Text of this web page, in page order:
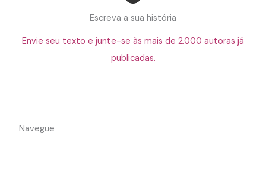
Escreva a sua história
Envie seu texto e junte-se às mais de 2.000 autoras já
publicadas.
Navegue